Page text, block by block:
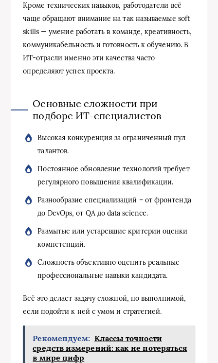
Кроме технических навыков, работодатели всё
чаще обращают внимание на так называемые soft
skills — умение работать в команде, креативность,
коммуникабельность и готовность к обучению. В
ИТ-отрасли именно эти качества часто
определяют успех проекта.
Основные сложности при
подборе ИТ-специалистов
Высокая конкуренция за ограниченный пул
талантов.
Постоянное обновление технологий требует
регулярного повышения квалификации.
Разнообразие специализаций – от фронтенда
до DevOps, от QA до data science.
Размытые или устаревшие критерии оценки
компетенций.
Сложность объективно оценить реальные
профессиональные навыки кандидата.
Всё это делает задачу сложной, но выполнимой,
если подойти к ней с умом и стратегией.
Рекомендуем: Классы точности
средств измерений: как не потеряться
в мире цифр